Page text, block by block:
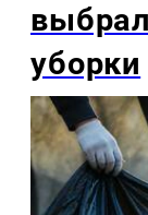
уборки